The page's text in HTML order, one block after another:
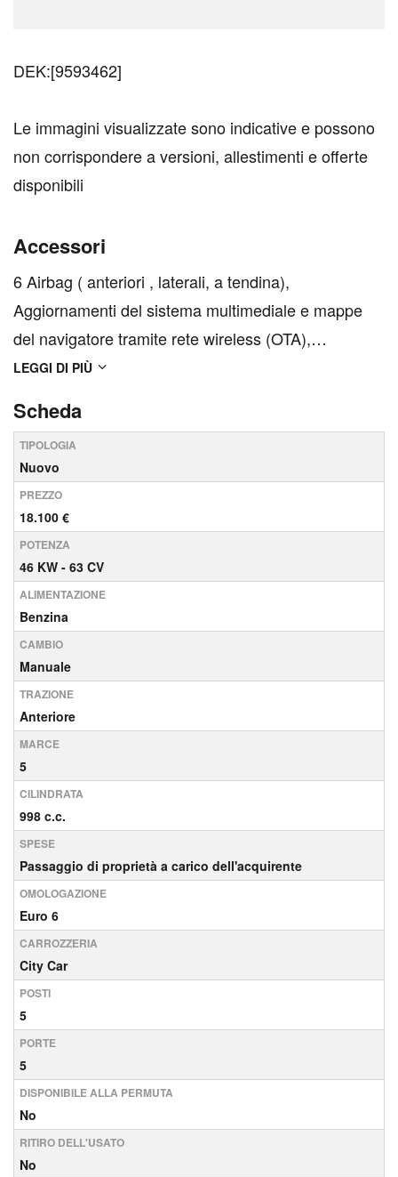
DEK:[9593462]
Le immagini visualizzate sono indicative e possono
non corrispondere a versioni, allestimenti e offerte
disponibili
Accessori
6 Airbag ( anteriori , laterali, a tendina),
Aggiornamenti del sistema multimediale e mappe
del navigatore tramite rete wireless (OTA),
Aggiornamenti del sistema multimediale e mappe
anno, Aggiornamenti del sistema multimediale e
mappe del navigatore ...
LEGGI DI PIÙ
Scheda
TIPOLOGIA
Nuovo
PREZZO
18.100 €
POTENZA
46 KW - 63 CV
ALIMENTAZIONE
Benzina
CAMBIO
Manuale
TRAZIONE
Anteriore
MARCE
5
CILINDRATA
998 c.c.
SPESE
Passaggio di proprietà a carico dell'acquirente
OMOLOGAZIONE
Euro 6
CARROZZERIA
City Car
POSTI
5
PORTE
5
DISPONIBILE ALLA PERMUTA
No
RITIRO DELL'USATO
No